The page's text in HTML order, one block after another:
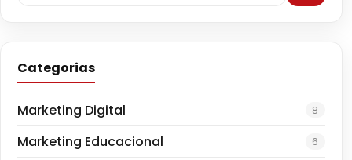
Categorias
Marketing Digital 8
Marketing Educacional 6